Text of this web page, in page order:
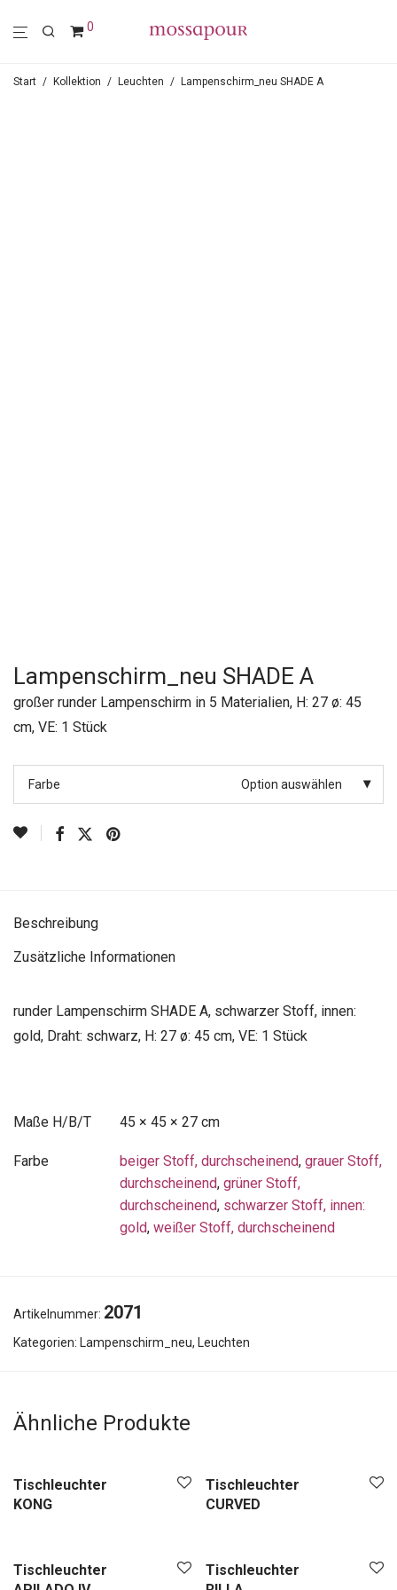
0
Start / Kollektion / Leuchten / Lampenschirm_neu SHADE A
Lampenschirm_neu SHADE A
großer runder Lampenschirm in 5 Materialien, H: 27 ø: 45
cm, VE: 1 Stück
Farbe Option auswählen
Beschreibung
Zusätzliche Informationen
runder Lampenschirm SHADE A, schwarzer Stoff, innen:
gold, Draht: schwarz, H: 27 ø: 45 cm, VE: 1 Stück
Maße 45 × 45 × 27 cm
Farbe beiger Stoff, durchscheinend, grauer Stoff,
durchscheinend, grüner Stoff,
durchscheinend, schwarzer Stoff, innen:
gold, weißer Stoff, durchscheinend
Artikelnummer: 2071
Kategorien: Lampenschirm_neu, Leuchten
Ähnliche Produkte
Tischleuchter
KONG
Tischleuchter
CURVED
Tischleuchter
Tischleuchter